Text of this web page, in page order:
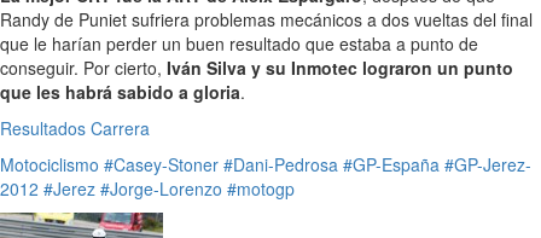
Randy de Puniet sufriera problemas mecánicos a dos vueltas del final
que le harían perder un buen resultado que estaba a punto de
conseguir. Por cierto, Iván Silva y su Inmotec lograron un punto
que les habrá sabido a gloria.
Resultados Carrera
Motociclismo #Casey-Stoner #Dani-Pedrosa #GP-España #GP-Jerez-
2012 #Jerez #Jorge-Lorenzo #motogp